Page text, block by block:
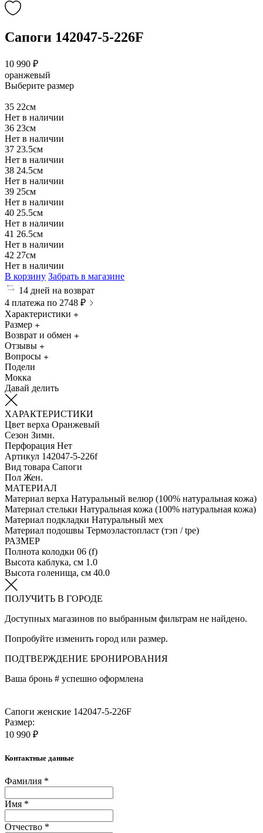
Сапоги 142047-5-226F
10 990 ₽
оранжевый
Выберите размер
35 22см
Нет в наличии
36 23см
Нет в наличии
37 23.5см
Нет в наличии
38 24.5см
Нет в наличии
39 25см
Нет в наличии
40 25.5см
Нет в наличии
41 26.5см
Нет в наличии
42 27см
Нет в наличии
В корзину Забрать в магазине
14 дней на возврат
4 платежа по 2748 ₽
Характеристики
Размер
Возврат и обмен
Отзывы
Вопросы
Подели
Мокка
Давай делить
ХАРАКТЕРИСТИКИ
Цвет верха Оранжевый
Сезон Зимн.
Перфорация Нет
Артикул 142047-5-226f
Вид товара Сапоги
Пол Жен.
МАТЕРИАЛ
Материал верха Натуральный велюр (100% натуральная кожа)
Материал стельки Натуральная кожа (100% натуральная кожа)
Материал подкладки Натуральный мех
Материал подошвы Термоэластопласт (тэп / tpe)
РАЗМЕР
Полнота колодки 06 (f)
Высота каблука, см 1.0
Высота голенища, см 40.0
ПОЛУЧИТЬ В ГОРОДЕ
Доступных магазинов по выбранным фильтрам не найдено.
Попробуйте изменить город или размер.
ПОДТВЕРЖДЕНИЕ БРОНИРОВАНИЯ
Ваша бронь # успешно оформлена
Сапоги женские 142047-5-226F
Размер:
10 990 ₽
Контактные данные
Фамилия *
Имя *
Отчество *